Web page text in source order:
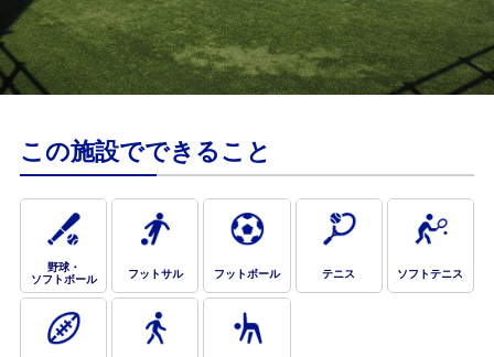
한글
Portugues
Webアクセシビリティについて
この施設でできること
野球・
ソフトボール
フットサル フットボール テニス ソフトテニス